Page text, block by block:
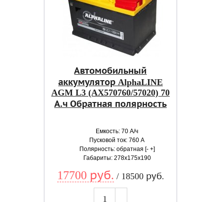
Автомобильный
аккумулятор AlphaLINE
AGM L3 (AX570760/57020) 70
А.ч Обратная полярность
Емкость: 70 А/ч
Пусковой ток: 760 А
Полярность: обратная [- +]
Габариты: 278x175x190
17700 руб. / 18500 руб.